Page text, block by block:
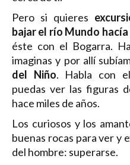
Pero si quieres
bajar el río Mundo hacía
éste con el Bogarra.
imaginas y por allí
del Niño. Habla con
puedas ver las figuras
hace miles de años.
Los curiosos y los
buenas rocas para ver y
del hombre: superarse.